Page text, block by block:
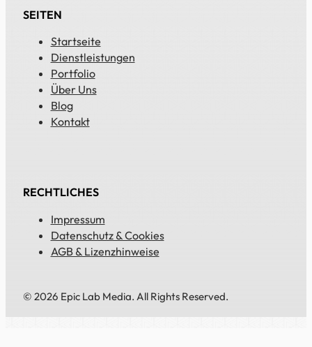
SEITEN
Startseite
Dienstleistungen
Portfolio
Über Uns
Blog
Kontakt
RECHTLICHES
Impressum
Datenschutz & Cookies
AGB & Lizenzhinweise
© 2026 Epic Lab Media. All Rights Reserved.